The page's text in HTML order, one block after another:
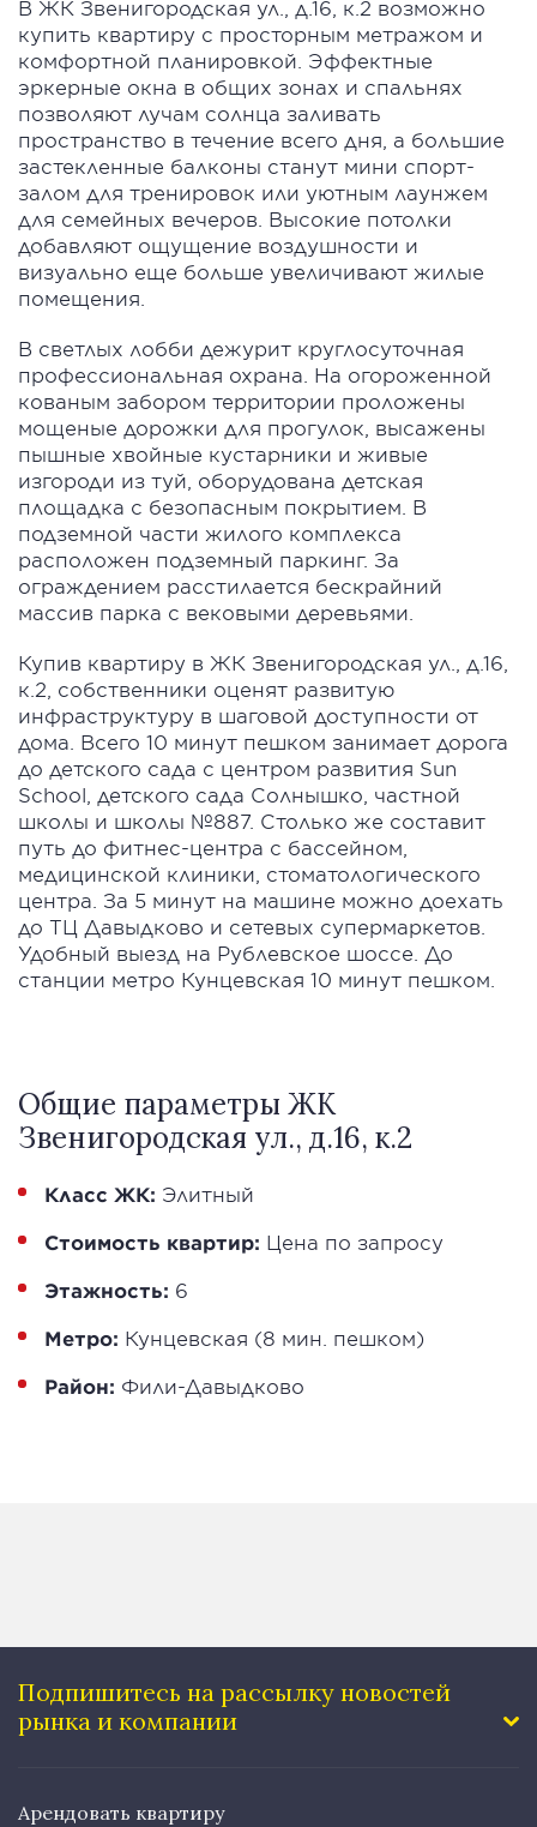
В ЖК Звенигородская ул., д.16, к.2 возможно
купить квартиру с просторным метражом и
комфортной планировкой. Эффектные
эркерные окна в общих зонах и спальнях
позволяют лучам солнца заливать
пространство в течение всего дня, а большие
застекленные балконы станут мини спорт-
залом для тренировок или уютным лаунжем
для семейных вечеров. Высокие потолки
добавляют ощущение воздушности и
визуально еще больше увеличивают жилые
помещения.
В светлых лобби дежурит круглосуточная
профессиональная охрана. На огороженной
кованым забором территории проложены
мощеные дорожки для прогулок, высажены
пышные хвойные кустарники и живые
изгороди из туй, оборудована детская
площадка с безопасным покрытием. В
подземной части жилого комплекса
расположен подземный паркинг. За
ограждением расстилается бескрайний
массив парка с вековыми деревьями.
Купив квартиру в ЖК Звенигородская ул., д.16,
к.2, собственники оценят развитую
инфраструктуру в шаговой доступности от
дома. Всего 10 минут пешком занимает дорога
до детского сада с центром развития Sun
School, детского сада Солнышко, частной
школы и школы №887. Столько же составит
путь до фитнес-центра с бассейном,
медицинской клиники, стоматологического
центра. За 5 минут на машине можно доехать
до ТЦ Давыдково и сетевых супермаркетов.
Удобный выезд на Рублевское шоссе. До
станции метро Кунцевская 10 минут пешком.
Общие параметры ЖК
Звенигородская ул., д.16, к.2
Класс ЖК: Элитный
Стоимость квартир: Цена по запросу
Этажность: 6
Метро: Кунцевская (8 мин. пешком)
Район: Фили-Давыдково
Подпишитесь на рассылку новостей
рынка и компании
Арендовать квартиру